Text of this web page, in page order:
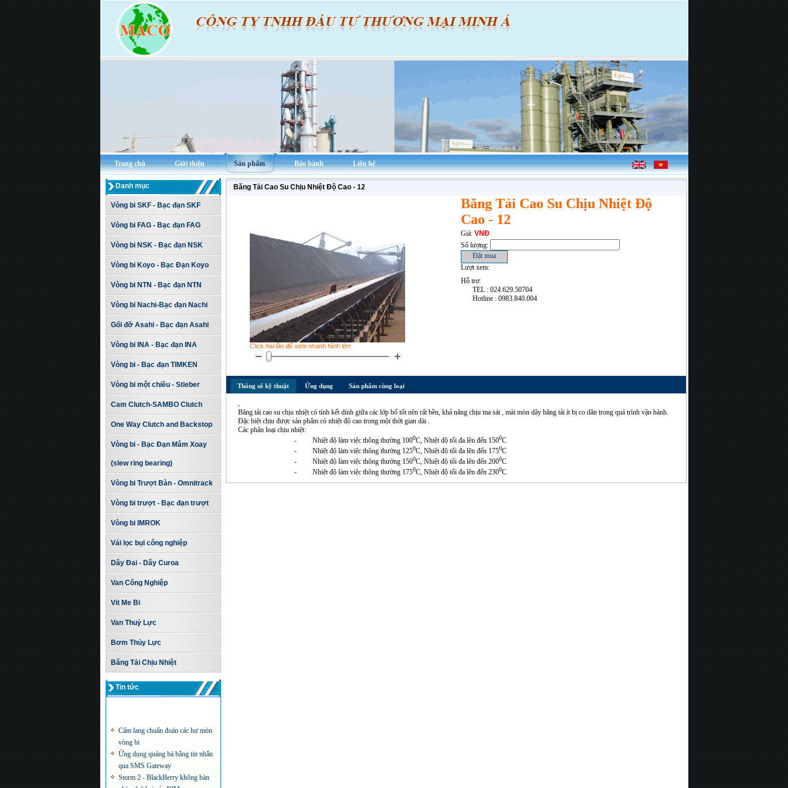
Trang chủ Giới thiệu Sản phẩm Bảo hành Liên hệ
Danh mục
Vòng bi SKF - Bạc đạn SKF
Vòng bi FAG - Bạc đạn FAG
Vòng bi NSK - Bạc đạn NSK
Vòng bi Koyo - Bạc Đạn Koyo
Vòng bi NTN - Bạc đạn NTN
Vòng bi Nachi-Bạc đạn Nachi
Gối đỡ Asahi - Bạc đạn Asahi
Vòng bi INA - Bạc đạn INA
Vòng bi - Bạc đạn TIMKEN
Vòng bi một chiều - Stieber
Cam Clutch-SAMBO Clutch
One Way Clutch and Backstop
Vòng bi - Bạc Đạn Mâm Xoay
(slew ring bearing)
Vòng bi Trượt Bàn - Omnitrack
Vòng bi trượt - Bạc đạn trượt
Vòng bi IMROK
Vải lọc bụi công nghiệp
Dây Đai - Dây Curoa
Van Công Nghiệp
Vit Me Bi
Van Thuỷ Lực
Bơm Thủy Lực
Băng Tải Chịu Nhiệt
Tin tức
Cẩm lang chuẩn đoán các hư mòn
Ứng dụng quảng bá bằng tin nhắn
qua SMS Gateway
Storm 2 - BlackBerry không bàn
phím thứ hai của RIM
Băng Tải Cao Su Chịu Nhiệt Độ Cao - 12
Click hai lần để xem nhanh hình lớn
Băng Tải Cao Su Chịu Nhiệt Độ
Cao - 12
Giá: VNĐ
Số lượng:
Lượt xem:
Hỗ trợ:
TEL : 024.629.50704
Hotline : 0983.840.004
Thông số kỹ thuật Ứng dụng Sản phẩm cùng loại
,
Băng tải cao su chịu nhiệt có tính kết dính giữa các lớp bố tốt nên rất bền, khả năng chịu ma sát , mài mòn dây băng tải ít bị co dãn trong quá trình vận hành.
Đặc biệt chịu được sản phẩm có nhiệt độ cao trong một thời gian dài .
Các phân loại chịu nhiệt:
- Nhiệt độ làm việc thông thường 1000C, Nhiệt độ tối đa lên đến 1500C
- Nhiệt độ làm việc thông thường 1250C, Nhiệt độ tối đa lên đến 1750C
- Nhiệt độ làm việc thông thường 1500C, Nhiệt độ tối đa lên đến 2000C
- Nhiệt độ làm việc thông thường 1750C, Nhiệt độ tối đa lên đến 2300C